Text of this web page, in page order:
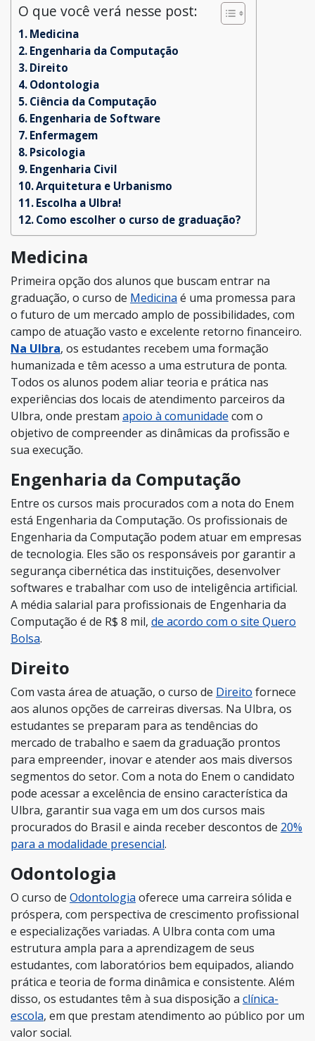
O que você verá nesse post:
Medicina
Engenharia da Computação
Direito
Odontologia
Ciência da Computação
Engenharia de Software
Enfermagem
Psicologia
Engenharia Civil
Arquitetura e Urbanismo
Escolha a Ulbra!
Como escolher o curso de graduação?
Medicina
Primeira opção dos alunos que buscam entrar na
graduação, o curso de Medicina é uma promessa para
o futuro de um mercado amplo de possibilidades, com
campo de atuação vasto e excelente retorno financeiro.
Na Ulbra, os estudantes recebem uma formação
humanizada e têm acesso a uma estrutura de ponta.
Todos os alunos podem aliar teoria e prática nas
experiências dos locais de atendimento parceiros da
Ulbra, onde prestam apoio à comunidade com o
objetivo de compreender as dinâmicas da profissão e
sua execução.
Engenharia da Computação
Entre os cursos mais procurados com a nota do Enem
está Engenharia da Computação. Os profissionais de
Engenharia da Computação podem atuar em empresas
de tecnologia. Eles são os responsáveis por garantir a
segurança cibernética das instituições, desenvolver
softwares e trabalhar com uso de inteligência artificial.
A média salarial para profissionais de Engenharia da
Computação é de R$ 8 mil, de acordo com o site Quero
Bolsa.
Direito
Com vasta área de atuação, o curso de Direito fornece
aos alunos opções de carreiras diversas. Na Ulbra, os
estudantes se preparam para as tendências do
mercado de trabalho e saem da graduação prontos
para empreender, inovar e atender aos mais diversos
segmentos do setor. Com a nota do Enem o candidato
pode acessar a excelência de ensino característica da
Ulbra, garantir sua vaga em um dos cursos mais
procurados do Brasil e ainda receber descontos de 20%
para a modalidade presencial.
Odontologia
O curso de Odontologia oferece uma carreira sólida e
próspera, com perspectiva de crescimento profissional
e especializações variadas. A Ulbra conta com uma
estrutura ampla para a aprendizagem de seus
estudantes, com laboratórios bem equipados, aliando
prática e teoria de forma dinâmica e consistente. Além
disso, os estudantes têm à sua disposição a clínica-
escola, em que prestam atendimento ao público por um
valor social.